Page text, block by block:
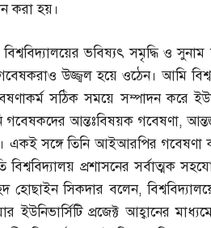
করা হয়।
ভবিষ্যৎ সমৃদ্ধি ও
উজ্জ্বল হয়ে ওঠেন। আমি
সঠিক সময়ে সম্পাদন করে
গবেষকদের আন্তঃবিষয়ক গবেষণা,
একই সঙ্গে তিনি আইআরপির গবেষণা
প্রশাসনের সর্বাত্মক
হোছাইন সিকদার বলেন,
ইউনিভার্সিটি প্রজেক্ট আহ্বানের